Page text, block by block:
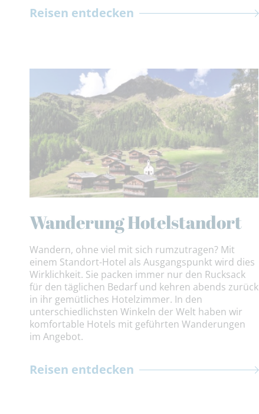
Reisen entdecken
Wanderung Hotelstandort
Wandern, ohne viel mit sich rumzutragen? Mit
einem Standort-Hotel als Ausgangspunkt wird dies
Wirklichkeit. Sie packen immer nur den Rucksack
für den täglichen Bedarf und kehren abends zurück
in ihr gemütliches Hotelzimmer. In den
unterschiedlichsten Winkeln der Welt haben wir
komfortable Hotels mit geführten Wanderungen
im Angebot.
Reisen entdecken